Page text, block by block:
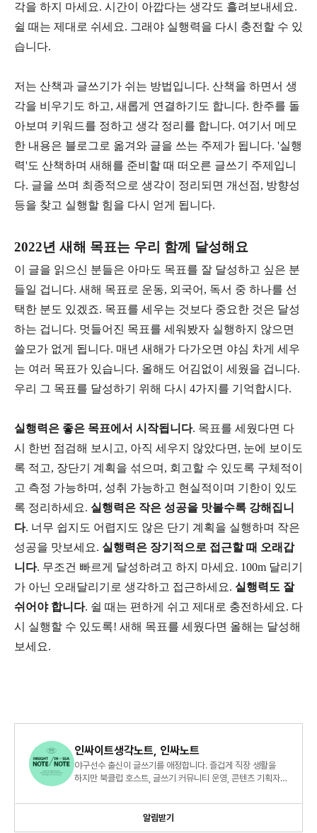
각을 하지 마세요. 시간이 아깝다는 생각도 흘려보내세요.
쉴 때는 제대로 쉬세요. 그래야 실행력을 다시 충전할 수 있
습니다.
저는 산책과 글쓰기가 쉬는 방법입니다. 산책을 하면서 생
각을 비우기도 하고, 새롭게 연결하기도 합니다. 한주를 돌
아보며 키워드를 정하고 생각 정리를 합니다. 여기서 메모
한 내용은 블로그로 옮겨와 글을 쓰는 주제가 됩니다. '실행
력'도 산책하며 새해를 준비할 때 떠오른 글쓰기 주제입니
다. 글을 쓰며 최종적으로 생각이 정리되면 개선점, 방향성
등을 찾고 실행할 힘을 다시 얻게 됩니다.
2022년 새해 목표는 우리 함께 달성해요
이 글을 읽으신 분들은 아마도 목표를 잘 달성하고 싶은 분
들일 겁니다. 새해 목표로 운동, 외국어, 독서 중 하나를 선
택한 분도 있겠죠. 목표를 세우는 것보다 중요한 것은 달성
하는 겁니다. 멋들어진 목표를 세워봤자 실행하지 않으면
쓸모가 없게 됩니다. 매년 새해가 다가오면 야심 차게 세우
는 여러 목표가 있습니다. 올해도 어김없이 세웠을 겁니다.
우리 그 목표를 달성하기 위해 다시 4가지를 기억합시다.
실행력은 좋은 목표에서 시작됩니다. 목표를 세웠다면 다
시 한번 점검해 보시고, 아직 세우지 않았다면, 눈에 보이도
록 적고, 장단기 계획을 섞으며, 회고할 수 있도록 구체적이
고 측정 가능하며, 성취 가능하고 현실적이며 기한이 있도
록 정리하세요. 실행력은 작은 성공을 맛볼수록 강해집니
다. 너무 쉽지도 어렵지도 않은 단기 계획을 실행하며 작은
성공을 맛보세요. 실행력은 장기적으로 접근할 때 오래갑
니다. 무조건 빠르게 달성하려고 하지 마세요. 100m 달리기
가 아닌 오래달리기로 생각하고 접근하세요. 실행력도 잘
쉬어야 합니다. 쉴 때는 편하게 쉬고 제대로 충전하세요. 다
시 실행할 수 있도록! 새해 목표를 세웠다면 올해는 달성해
보세요.
인싸이트생각노트, 인싸노트
야구선수 출신이 글쓰기를 애정합니다. 즐겁게 직장 생활을
하지만 북클럽 호스트, 글쓰기 커뮤니티 운영, 콘텐츠 기획자
알림받기